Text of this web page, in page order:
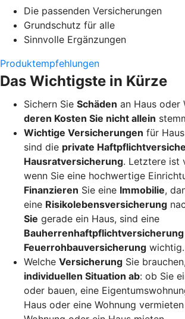
Die passenden Versicherungen
Grundschutz für alle
Sinnvolle Ergänzungen
Produktempfehlungen
Das Wichtigste in Kürze
Sichern Sie Schäden an Haus oder
deren Kosten Sie nicht allein
Wichtige Versicherungen für
sind die private
Hausratversicherung. Letztere ist
wenn Sie eine hochwertige
Finanzieren Sie eine Immobilie,
eine Risikolebensversicherung
Sie gerade ein Haus, sind eine
Bauherrenhaftpflichtversicherung
Feuerrohbauversicherung wichtig.
Welche Versicherung Sie brauchen,
individuellen Situation ab: ob Sie
oder bauen, eine
Haus oder eine Wohnung